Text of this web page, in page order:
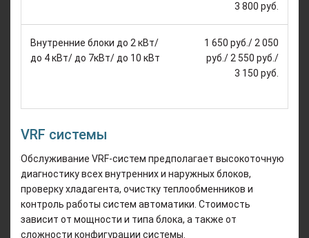
3 800 руб.
Внутренние блоки до 2 кВт/
до 4 кВт/ до 7кВт/ до 10 кВт
1 650 руб./ 2 050
руб./ 2 550 руб./
3 150 руб.
VRF системы
Обслуживание VRF-систем предполагает высокоточную
диагностику всех внутренних и наружных блоков,
проверку хладагента, очистку теплообменников и
контроль работы систем автоматики. Стоимость
зависит от мощности и типа блока, а также от
сложности конфигурации системы.